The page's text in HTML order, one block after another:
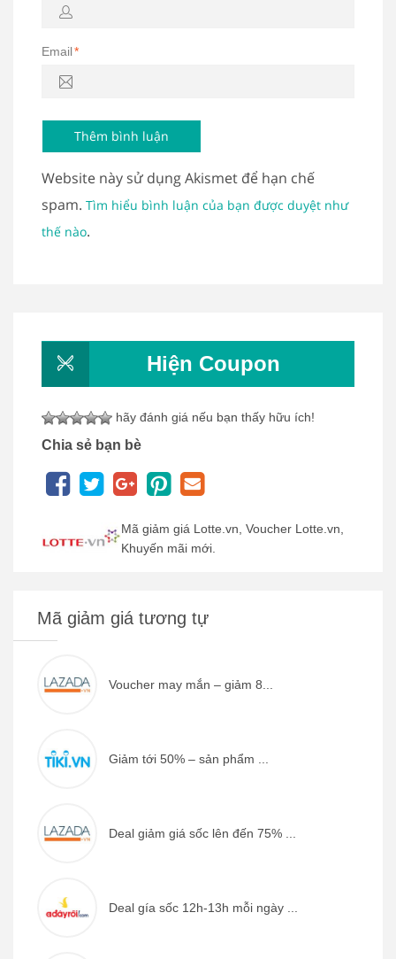
Email*
Website này sử dụng Akismet để hạn chế
spam. Tìm hiểu bình luận của bạn được duyệt như
thế nào.
Hiện Coupon
hãy đánh giá nếu bạn thấy hữu ích!
Chia sẻ bạn bè
Mã giảm giá Lotte.vn, Voucher Lotte.vn,
Khuyến mãi mới.
Mã giảm giá tương tự
Voucher may mắn – giảm 8...
Giảm tới 50% – sản phẩm ...
Deal giảm giá sốc lên đến 75% ...
Deal gía sốc 12h-13h mỗi ngày ...